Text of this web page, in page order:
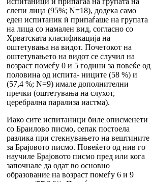
слепи лица (95%; N=18), додека само
еден испитаник ѝ припаѓаше на групата
на лица со намален вид, согласно со
Хрватската класификација на
оштетувања на видот. Почетокот на
оштетувањето на видот се случил на
возраст помеѓу 0 и 5 години за повеќе од
половина од испита- ниците (58 %) и
(57,4 %; N=9) имале дополнителни
пречки (оштетувања на слухот,
церебрална парализа иастма).
Иако сите испитаници биле описменети
со Браилово писмо, сепак постоела
разлика при стекнувањето на вештините
за Браjовото писмо. Повеќето од нив го
научиле Брајовото писмо пред или кога
започнале да одат во основно
образование на возраст помеѓу 6 и 9